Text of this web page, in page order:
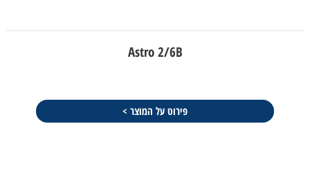
Astro 2/6B
פירוט על המוצר >